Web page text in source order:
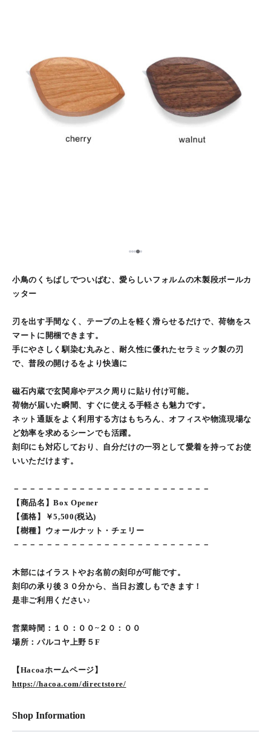
1234
小鳥のくちばしでついばむ、愛らしいフォルムの木製段ボールカ
ッター
刃を出す手間なく、テープの上を軽く滑らせるだけで、荷物をス
マートに開梱できます。
手にやさしく馴染む丸みと、耐久性に優れたセラミック製の刃
で、普段の開けるをより快適に
磁石内蔵で玄関扉やデスク周りに貼り付け可能。
荷物が届いた瞬間、すぐに使える手軽さも魅力です。
ネット通販をよく利用する方はもちろん、オフィスや物流現場な
ど効率を求めるシーンでも活躍。
刻印にも対応しており、自分だけの一羽として愛着を持ってお使
いいただけます。
－－－－－－－－－－－－－－－－－－－－－－－－
【商品名】Box Opener
【価格】￥5,500(税込)
【樹種】ウォールナット・チェリー
－－－－－－－－－－－－－－－－－－－－－－－－
木部にはイラストやお名前の刻印が可能です。
刻印の承り後３０分から、当日お渡しもできます！
是非ご利用ください♪
営業時間：１０：００~２０：００
場所：パルコヤ上野５F
【Hacoaホームページ】
https://hacoa.com/directstore/
Shop Information